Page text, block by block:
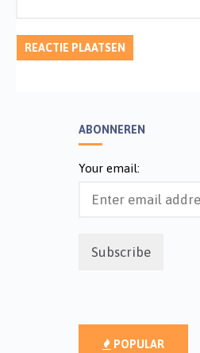
ABONNEREN
Your email:
POPULAR